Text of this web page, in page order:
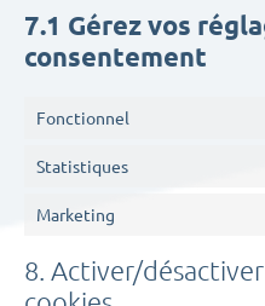
7.1 Gérez vos
consentement
Fonctionnel
Statistiques
Marketing
8. Activer/